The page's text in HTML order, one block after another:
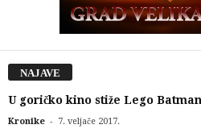
NAJAVE
U goričko kino stiže Lego Batman
Kronike - 7. veljače 2017.